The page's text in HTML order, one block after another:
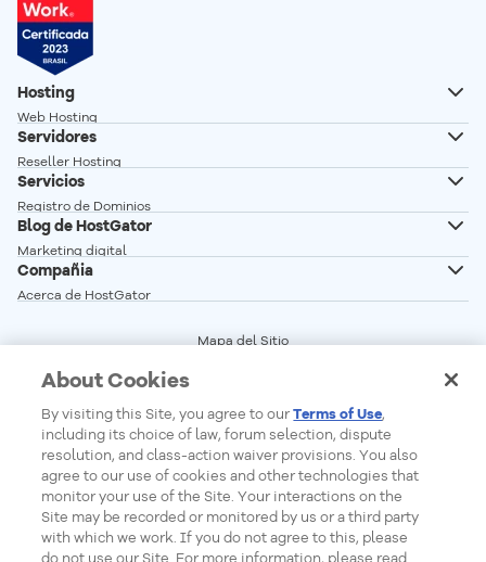
Hosting
Web Hosting
Hosting Wordpress
Creador de Sitios
Servidores
Reseller Hosting
Servidor VPS
Servidor VPS n8n autoalojado
Servidor Dedicado Linux
Servidor Dedicado Windows
Servicios
Registro de Dominios
Transferencia de Dominios
Correo profesional
Blog de HostGator
Marketing digital
Desarrollo Web
Compañia
Acerca de HostGator
Precios
Status de los Servicios
Report Ethical Hacking
Mapa del Sitio
Central de Privacidad
Cookie Settings
Do Not Sell My Personal Information
Formas de Pago
About Cookies
By visiting this Site, you agree to ourTerms of Use,
including its choice of law, forum selection, dispute
resolution, and class-action waiver provisions. You also
agree to our use of cookies and other technologies that
monitor your use of the Site. Your interactions on the
Site may be recorded or monitored by us or a third party
with which we work. If you do not agree to this, please
do not use our Site. For more information, please read